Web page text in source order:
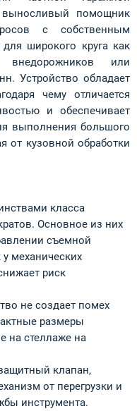
выносливый помощник
с собственным
широкого круга как
или
Устройство обладает
чему отличается
и обеспечивает
выполнения большого
от кузовной обработки
класса
Основное из них
съемной
механических
риск
не создает помех
размеры
на стеллаже на
клапан,
от перегрузки и
инструмента.